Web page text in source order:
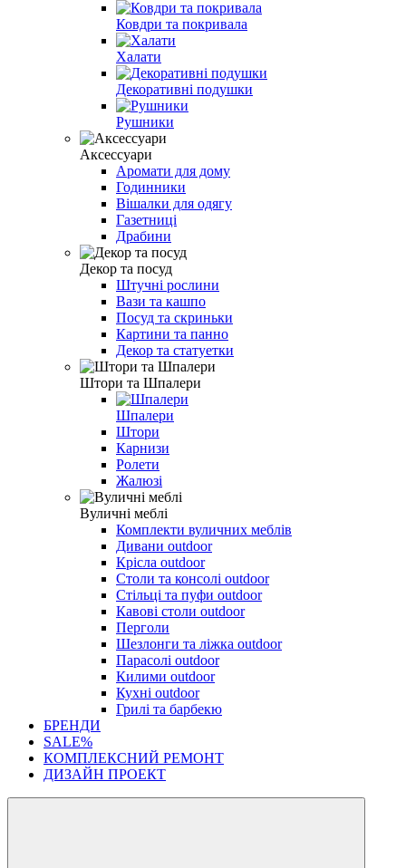
Ковдри та покривала
Халати
Декоративні подушки
Рушники
Аксессуари
Аромати для дому
Годинники
Вішалки для одягу
Газетниці
Драбини
Декор та посуд
Штучні рослини
Вази та кашпо
Посуд та скриньки
Картини та панно
Декор та статуетки
Штори та Шпалери
Шпалери
Штори
Карнизи
Ролети
Жалюзі
Вуличні меблі
Комплекти вуличних меблів
Дивани outdoor
Крісла outdoor
Столи та консолі outdoor
Стільці та пуфи outdoor
Кавові столи outdoor
Перголи
Шезлонги та ліжка outdoor
Парасолі outdoor
Килими outdoor
Кухні outdoor
Грилі та барбекю
БРЕНДИ
SALE%
КОМПЛЕКСНИЙ РЕМОНТ
ДИЗАЙН ПРОЕКТ